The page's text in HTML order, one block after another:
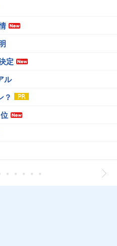
定
ル
？